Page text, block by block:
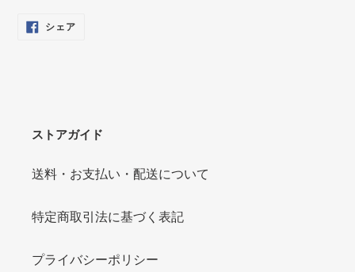
シェアFACEBOOK
ストアガイド
送料・お支払い・配送について
特定商取引法に基づく表記
プライバシーポリシー